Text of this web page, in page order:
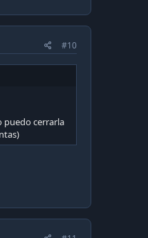
#10
puedo cerrarla